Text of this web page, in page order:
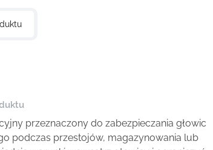
przeznaczony do zabezpieczania głowic
podczas przestojów, magazynowania lub